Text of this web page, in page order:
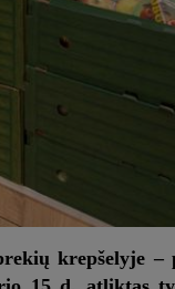
krepšelyje –